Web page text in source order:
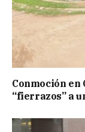
Conmoción
“fierrazos” a